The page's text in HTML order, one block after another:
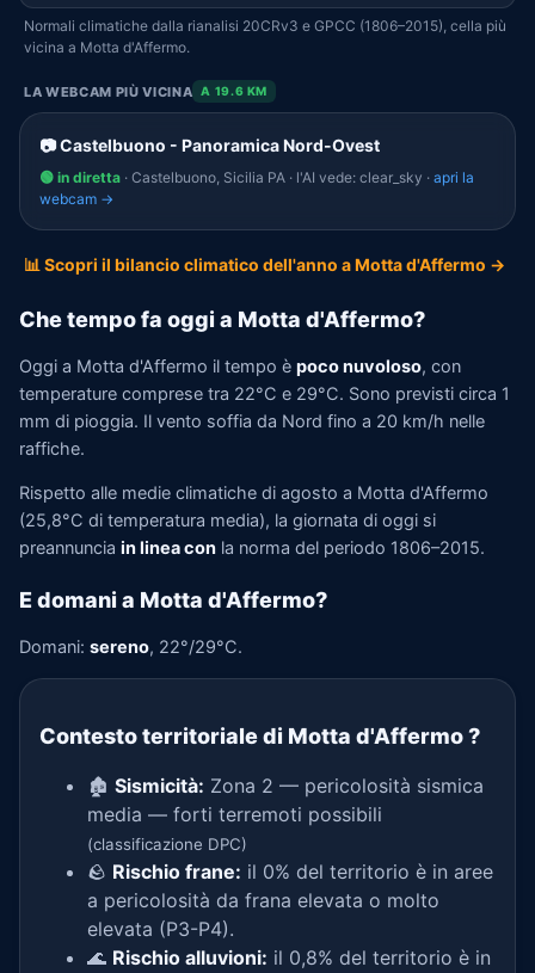
Normali climatiche dalla rianalisi 20CRv3 e GPCC (1806–2015), cella più
vicina a Motta d'Affermo.
LA WEBCAM PIÙ VICINA A 19.6 KM
📷 Castelbuono - Panoramica Nord-Ovest
🟢 in diretta · Castelbuono, Sicilia PA · l'AI vede: clear_sky · apri la
webcam →
📊 Scopri il bilancio climatico dell'anno a Motta d'Affermo →
Che tempo fa oggi a Motta d'Affermo?
Oggi a Motta d'Affermo il tempo è poco nuvoloso, con
temperature comprese tra 22°C e 29°C. Sono previsti circa 1
mm di pioggia. Il vento soffia da Nord fino a 20 km/h nelle
raffiche.
Rispetto alle medie climatiche di agosto a Motta d'Affermo
(25,8°C di temperatura media), la giornata di oggi si
preannuncia in linea con la norma del periodo 1806–2015.
E domani a Motta d'Affermo?
Domani: sereno, 22°/29°C.
Contesto territoriale di Motta d'Affermo?
🏚️ Sismicità: Zona 2 — pericolosità sismica
media — forti terremoti possibili
(classificazione DPC)
🪨 Rischio frane: il 0% del territorio è in aree
a pericolosità da frana elevata o molto
elevata (P3-P4).
🌊 Rischio alluvioni: il 0,8% del territorio è in